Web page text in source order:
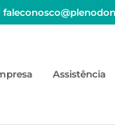
Assistência